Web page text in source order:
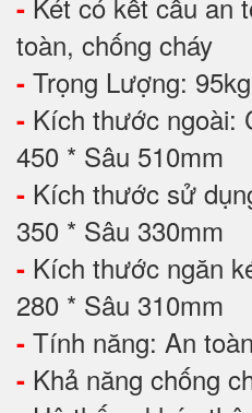
-
toàn, chống cháy
- Trọng Lượng:
- Kích thước ngoài:
450 * Sâu 510mm
- Kích thước sử
350 * Sâu 330mm
- Kích thước ngăn
280 * Sâu 310mm
- Tính năng: An
- Khả năng chống